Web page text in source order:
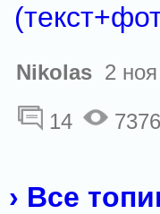
Nikolas 2
14 7376
› Все